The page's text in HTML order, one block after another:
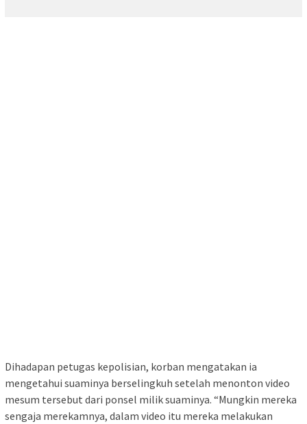
Dihadapan petugas kepolisian, korban mengatakan ia
mengetahui suaminya berselingkuh setelah menonton video
mesum tersebut dari ponsel milik suaminya. “Mungkin mereka
sengaja merekamnya, dalam video itu mereka melakukan